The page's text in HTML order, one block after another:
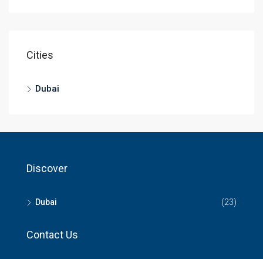
Cities
Dubai
Discover
Dubai (23)
Contact Us